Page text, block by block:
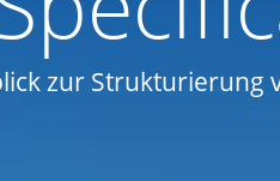
zur Strukturierung